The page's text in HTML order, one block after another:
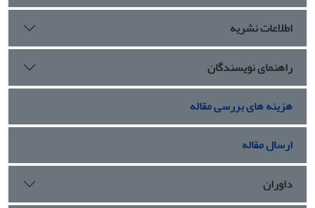
اطلاعات نشریه
راهنمای نویسندگان
هزینه های بررسی مقاله
ارسال مقاله
داوران